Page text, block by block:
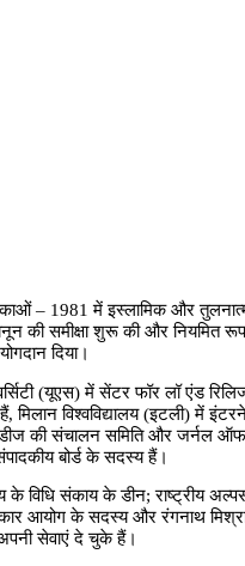
– 1981 में इस्लामिक और
की समीक्षा शुरू की और नियमित
दिया।
(यूएस) में सेंटर फॉर लॉ एंड
, मिलान विश्वविद्यालय (इटली) में
की संचालन समिति और जर्नल ऑफ
बोर्ड के सदस्य हैं।
के विधि संकाय के डीन; राष्ट्रीय
आयोग के सदस्य और रंगनाथ
सेवाएं दे चुके हैं।